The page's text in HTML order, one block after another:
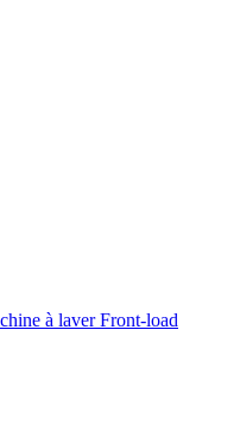
à laver Front-load